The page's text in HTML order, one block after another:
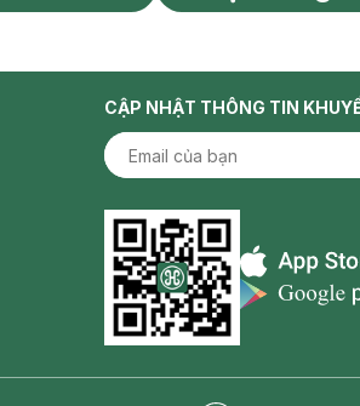
CẬP NHẬT THÔNG TIN
Appstore